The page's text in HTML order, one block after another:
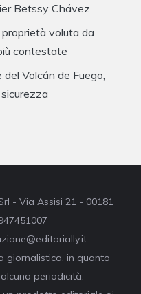
Betssy Chávez
voluta da
contestate
Volcán de Fuego,
- Via Assisi 21 - 00181
giornalistica, in quanto
periodicità.